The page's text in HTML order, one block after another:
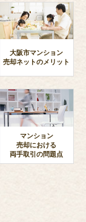
大阪市マンション
売却ネットのメリット
マンション
売却における
両手取引の問題点